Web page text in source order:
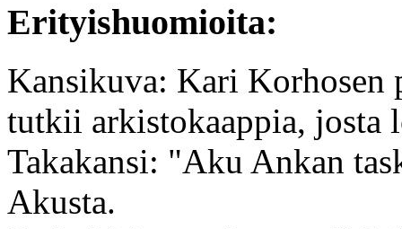
Erityishuomioita:
Kansikuva: Kari Korhosen
tutkii arkistokaappia, josta
Takakansi: "Aku Ankan
Akusta.